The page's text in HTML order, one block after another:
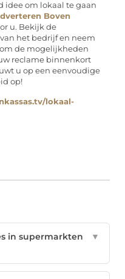
idee om lokaal te gaan
Boven
u. Bekijk de
het bedrijf en neem
de mogelijkheden
reclame binnenkort
u op een eenvoudige
op!
lokaal-
in supermarkten
▼